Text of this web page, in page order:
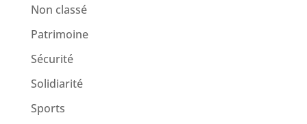
Non classé
Patrimoine
Sécurité
Solidiarité
Sports